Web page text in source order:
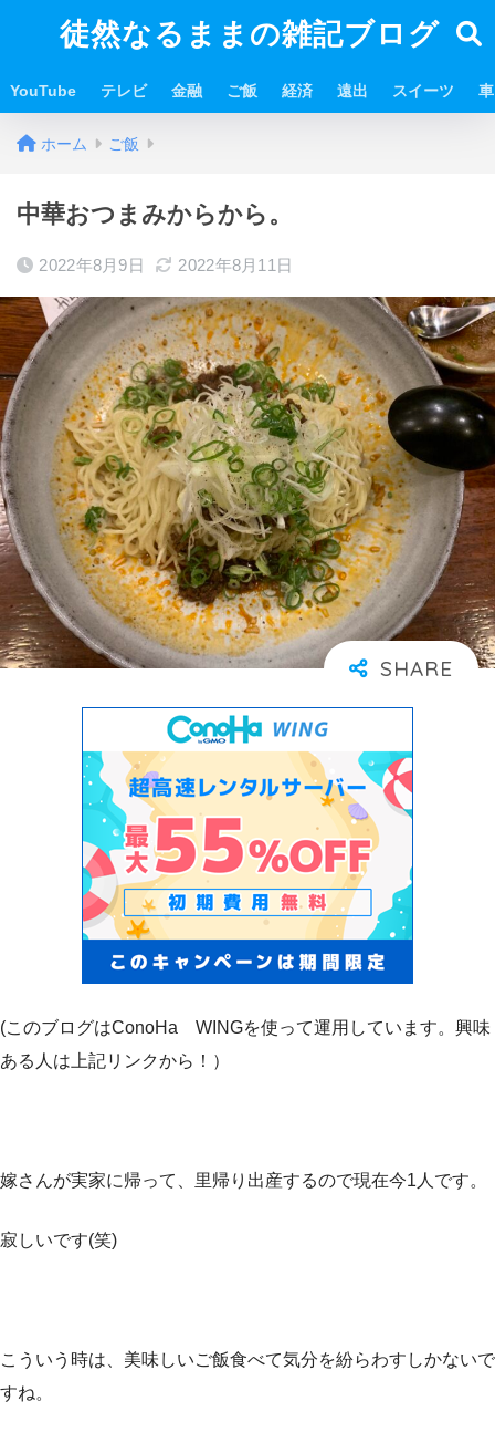
徒然なるままの雑記ブログ
YouTube テレビ 金融 ご飯 経済 遠出 スイーツ 車
ホーム ご飯
中華おつまみからから。
2022年8月9日 2022年8月11日
(このブログはConoHa WINGを使って運用しています。興味
ある人は上記リンクから！）
嫁さんが実家に帰って、里帰り出産するので現在今1人です。
寂しいです(笑)
こういう時は、美味しいご飯食べて気分を紛らわすしかないで
すね。